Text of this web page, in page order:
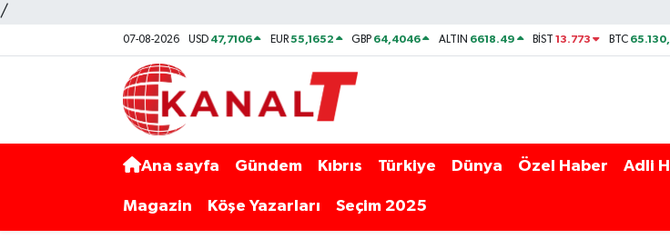
/
07-08-2026 USD 47,7106 EUR55,1652 GBP 64,4046 ALTIN 6618.49 BİST13.773 BTC
Ana sayfa Gündem Kıbrıs Türkiye Dünya Özel Haber Adli
Magazin Köşe Yazarları Seçim 2025